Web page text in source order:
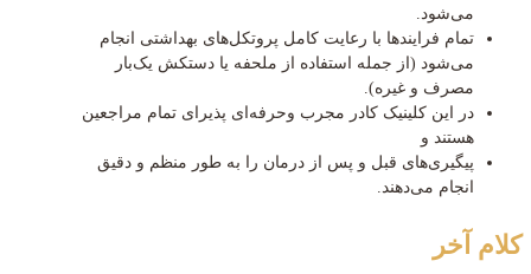
می‌شود.
تمام فرایندها با رعایت کامل پروتکل‌های بهداشتی انجام
می‌شود (از جمله استفاده از ملحفه یا دستکش یک‌بار
مصرف و غیره).
در این کلینیک کادر مجرب وحرفه‌ای پذیرای تمام مراجعین
هستند و
پیگیری‌های قبل و پس از درمان را به طور منظم و دقیق
انجام می‌دهند.
کلام آخر